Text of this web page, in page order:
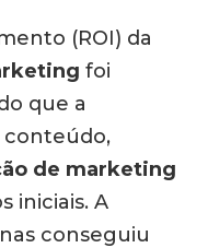
(ROI) da
foi
que a
de marketing
iniciais. A
conseguiu